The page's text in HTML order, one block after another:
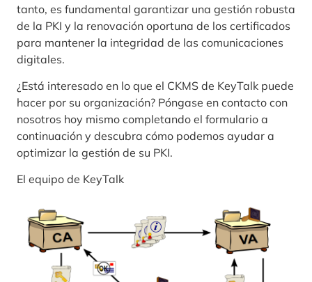
tanto, es fundamental garantizar una gestión robusta
de la PKI y la renovación oportuna de los certificados
para mantener la integridad de las comunicaciones
digitales.
¿Está interesado en lo que el CKMS de KeyTalk puede
hacer por su organización? Póngase en contacto con
nosotros hoy mismo completando el formulario a
continuación y descubra cómo podemos ayudar a
optimizar la gestión de su PKI.
El equipo de KeyTalk